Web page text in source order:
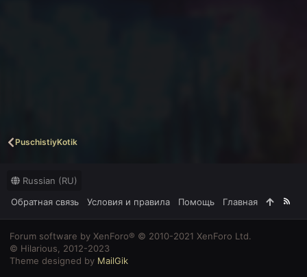
PuschistiyKotik
Russian (RU)
Обратная связь
Условия и правила Помощь Главная
R
S
Forum software by XenForo® © 2010-2021 XenForo Ltd.
© Hilarious, 2012-2023
Theme designed by MailGik